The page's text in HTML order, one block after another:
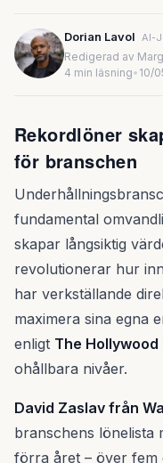
Dorian Lavol AI-
Redigerad av
4 min läsning• 10/
Rekordlöner
för branschen
fundamental
skapar långsiktig
revolutionerar hur
har verkställande
maximera sina egna
enligt The Hollywood
ohållbara nivåer.
David Zaslav från
branschens lönelista
förra året – över fem